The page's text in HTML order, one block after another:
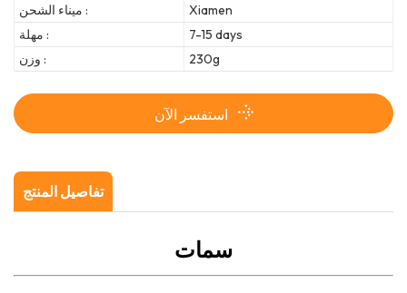
ميناء الشحن :
Xiamen
مهلة :
7-15 days
وزن :
230g
استفسر الآن
تفاصيل المنتج
سمات